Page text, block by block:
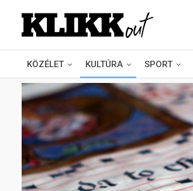
KÖZÉLET KULTÚRA SPORT